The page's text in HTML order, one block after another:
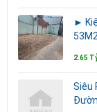
►
2.65
Siêu